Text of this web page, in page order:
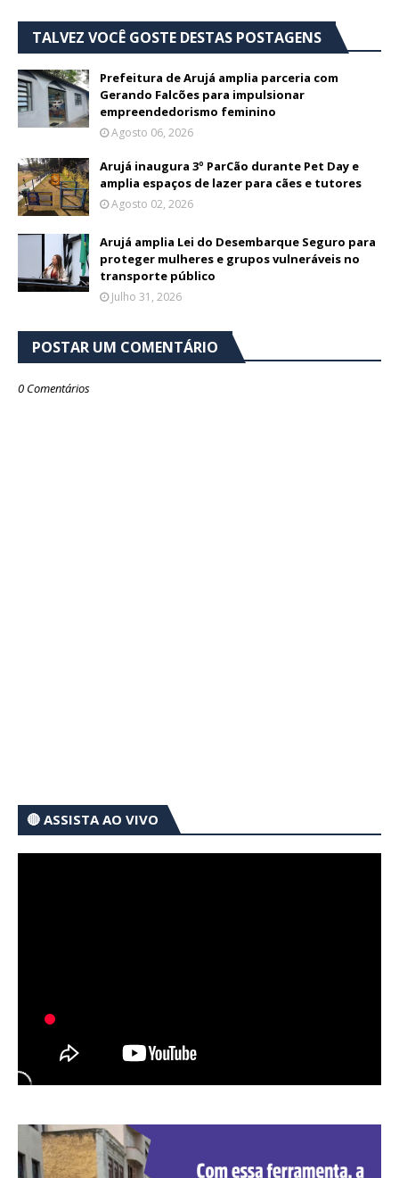
TALVEZ VOCÊ GOSTE DESTAS POSTAGENS
Prefeitura de Arujá amplia parceria com
Gerando Falcões para impulsionar
empreendedorismo feminino
Agosto 06, 2026
Arujá inaugura 3º ParCão durante Pet Day e
amplia espaços de lazer para cães e tutores
Agosto 02, 2026
Arujá amplia Lei do Desembarque Seguro para
proteger mulheres e grupos vulneráveis no
transporte público
Julho 31, 2026
POSTAR UM COMENTÁRIO
0 Comentários
🔴 ASSISTA AO VIVO